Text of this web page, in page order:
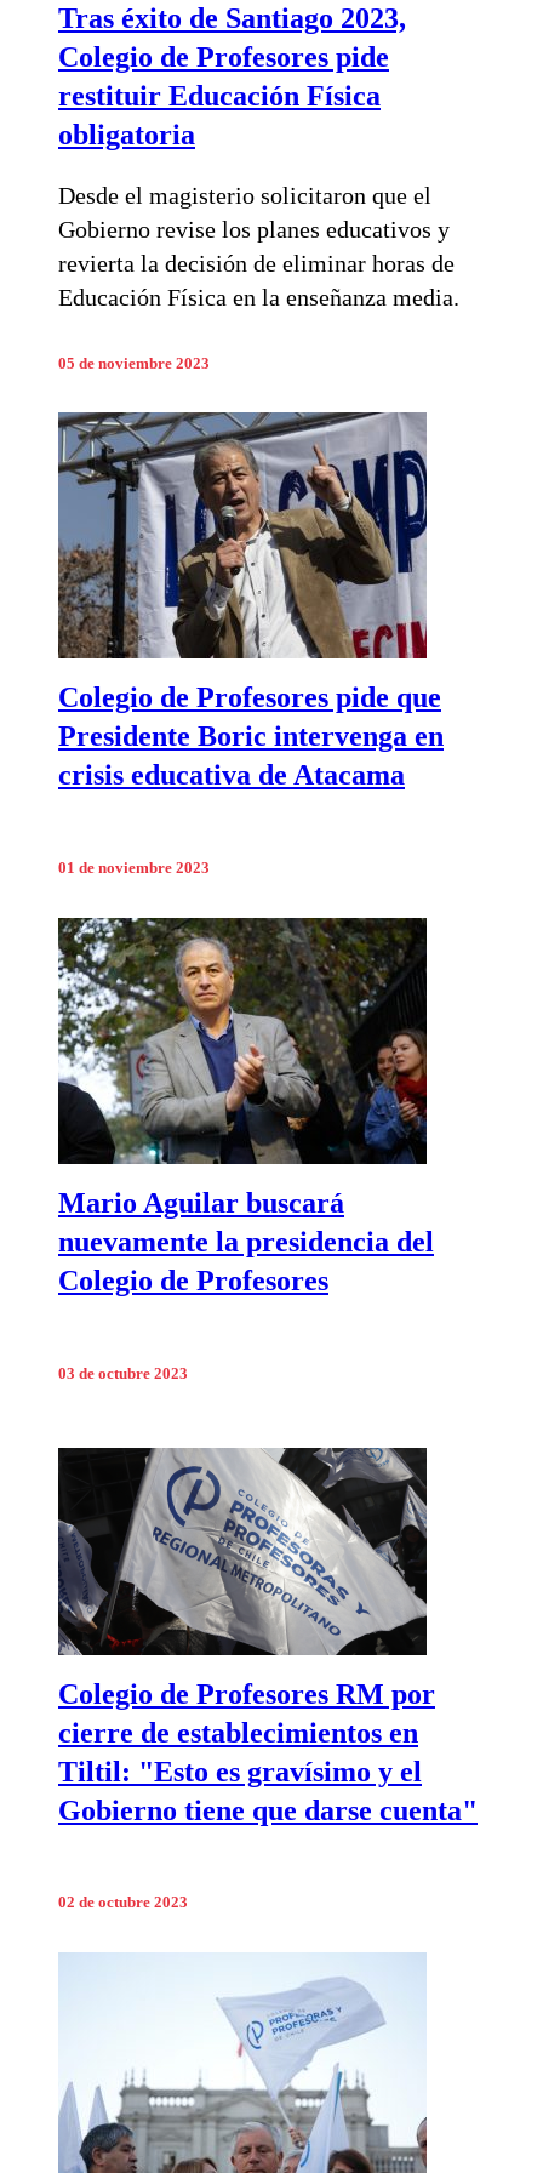
Tras éxito de Santiago 2023,
Colegio de Profesores pide
restituir Educación Física
obligatoria
Desde el magisterio solicitaron que el
Gobierno revise los planes educativos y
revierta la decisión de eliminar horas de
Educación Física en la enseñanza media.
05 de noviembre 2023
Colegio de Profesores pide que
Presidente Boric intervenga en
crisis educativa de Atacama
01 de noviembre 2023
Mario Aguilar buscará
nuevamente la presidencia del
Colegio de Profesores
03 de octubre 2023
Colegio de Profesores RM por
cierre de establecimientos en
Tiltil: "Esto es gravísimo y el
Gobierno tiene que darse cuenta"
02 de octubre 2023